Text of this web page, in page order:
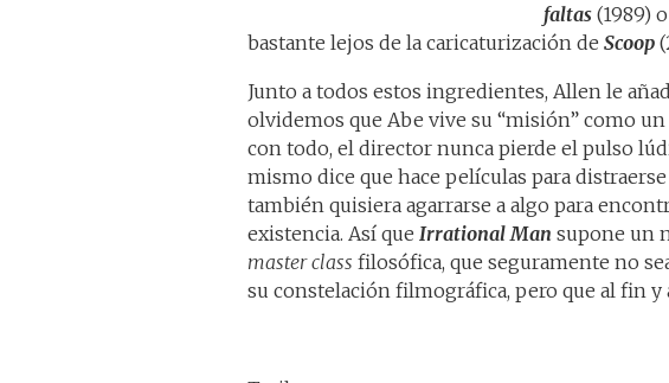
faltas (1989) o
bastante lejos de la caricaturización de Scoop
Junto a todos estos ingredientes, Allen le
olvidemos que Abe vive su “misión” como
con todo, el director nunca pierde el pulso
mismo dice que hace películas para
también quisiera agarrarse a algo para
existencia. Así que Irrational Man supone un
master class filosófica, que seguramente no
su constelación filmográfica, pero que al fin y